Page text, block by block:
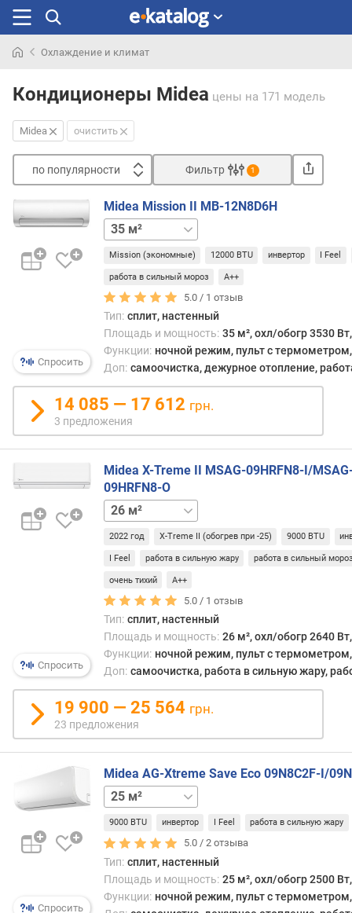
раньше
Охлаждение и климат
Кондиционеры Midea цены на 171 модель
Midea очистить
по популярности
п
п
о
н
т
и
т
е
ш
р
о
г
и
м
т
о
о
к
Фильтр 1
Спросить
Midea Mission II MB-12N8D6H
26 м²52 м² 70 м²
Mission (экономные) 12000 BTU инвертор I Feel
работа в сильный мороз A++
5.0 / 1 отзыв
Тип: сплит, настенный
Площадь и мощность: 35 м², охл/обогр 3530
Функции: ночной режим, пульт с
Доп: самоочистка, дежурное отопление,
14 085 — 17 612 грн.
3 предложения
Спросить
Midea X-Treme II MSAG-09HRFN8-I/
09HRFN8-O
35 м²53 м² 70 м²
2022 год X-Treme II (обогрев при -25) 9000 BTU
I Feel работа в сильную жару работа в сильный
очень тихий A++
5.0 / 1 отзыв
Тип: сплит, настенный
Площадь и мощность: 26 м², охл/обогр 2640
Функции: ночной режим, пульт с
Доп: самоочистка, работа в сильную жару,
19 900 — 25 564 грн.
23 предложения
Спросить
Midea AG-Xtreme Save Eco 09N8C2F-I/
20 м²32 м² 50 м²70 м²
9000 BTU инвертор I Feel работа в сильную жару
5.0 /2 отзыва
Тип: сплит, настенный
Площадь и мощность: 25 м², охл/обогр 2500
Функции: ночной режим, пульт с